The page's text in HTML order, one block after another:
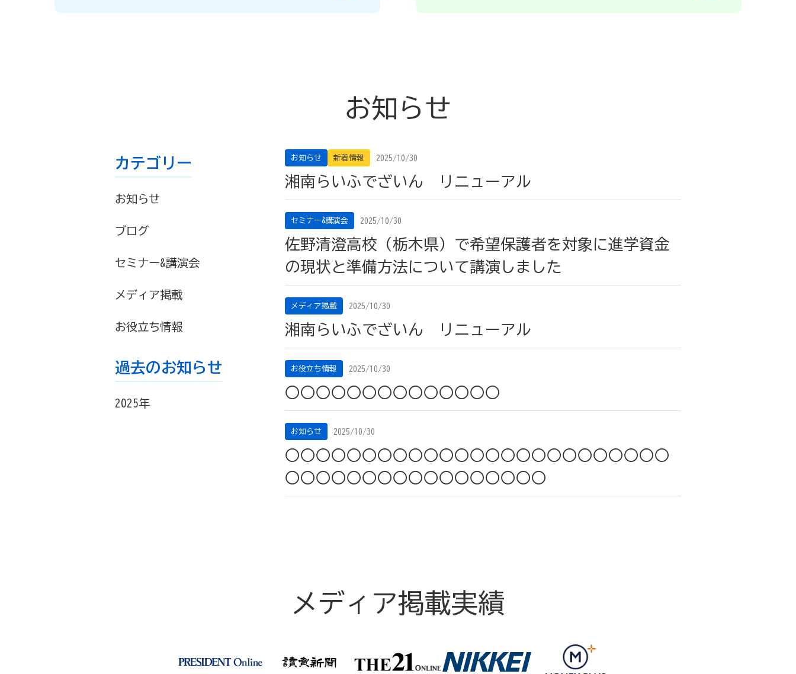
お知らせ
お知らせ 新着情報 2025/10/30
湘南らいふでざいん リニューアル
セミナー&講演会 2025/10/30
佐野清澄高校（栃木県）で希望保護者を対象に進学資金
の現状と準備方法について講演しました
メディア掲載 2025/10/30
湘南らいふでざいん リニューアル
お役立ち情報 2025/10/30
○○○○○○○○○○○○○○
お知らせ 2025/10/30
○○○○○○○○○○○○○○○○○○○○○○○○○
○○○○○○○○○○○○○○○○○
カテゴリー
お知らせ
ブログ
セミナー&講演会
メディア掲載
お役立ち情報
過去のお知らせ
2025年
メディア掲載実績